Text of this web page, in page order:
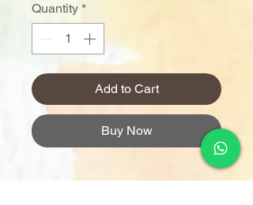
Quantity *
Add to Cart
Buy Now